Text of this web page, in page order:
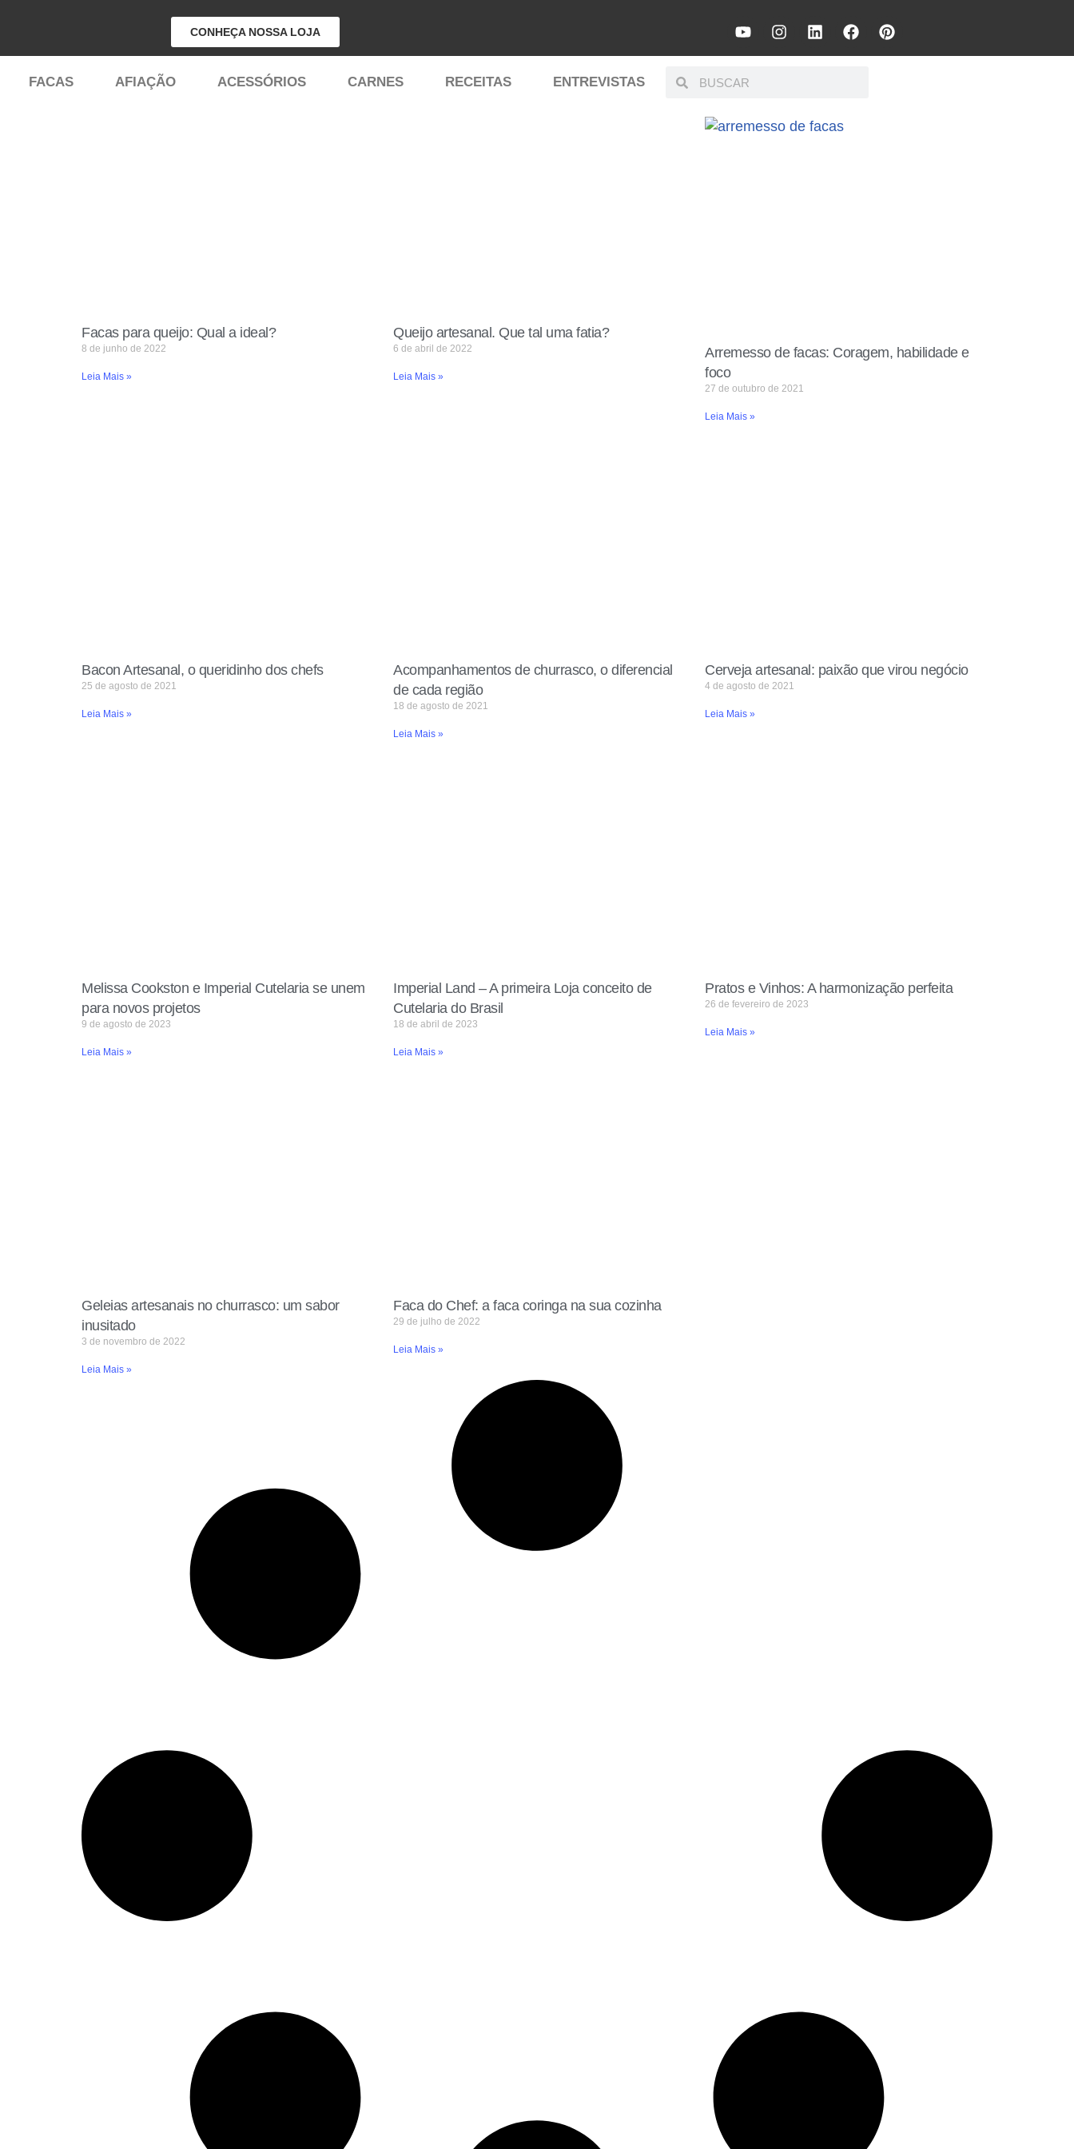
CONHEÇA NOSSA LOJA
FACAS AFIAÇÃO ACESSÓRIOS CARNES RECEITAS ENTREVISTAS
Facas para queijo: Qual a ideal?
8 de junho de 2022
Leia Mais »
Queijo artesanal. Que tal uma fatia?
6 de abril de 2022
Leia Mais »
Arremesso de facas: Coragem, habilidade e
foco
27 de outubro de 2021
Leia Mais »
Bacon Artesanal, o queridinho dos chefs
25 de agosto de 2021
Leia Mais »
Acompanhamentos de churrasco, o diferencial
de cada região
18 de agosto de 2021
Leia Mais »
Cerveja artesanal: paixão que virou negócio
4 de agosto de 2021
Leia Mais »
Melissa Cookston e Imperial Cutelaria se unem
para novos projetos
9 de agosto de 2023
Leia Mais »
Imperial Land – A primeira Loja conceito de
Cutelaria do Brasil
18 de abril de 2023
Leia Mais »
Pratos e Vinhos: A harmonização perfeita
26 de fevereiro de 2023
Leia Mais »
Geleias artesanais no churrasco: um sabor
inusitado
3 de novembro de 2022
Leia Mais »
Faca do Chef: a faca coringa na sua cozinha
29 de julho de 2022
Leia Mais »